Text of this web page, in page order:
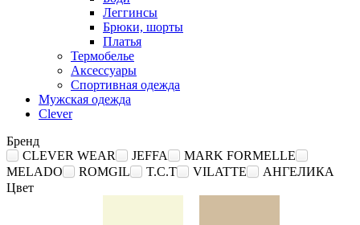
Леггинсы
Брюки, шорты
Платья
Термобелье
Аксессуары
Спортивная одежда
Мужская одежда
Clever
Бренд
CLEVER WEAR
JEFFA
MARK FORMELLE
MELADO
ROMGIL T.C.T VILATTE
АНГЕЛИКА
Цвет